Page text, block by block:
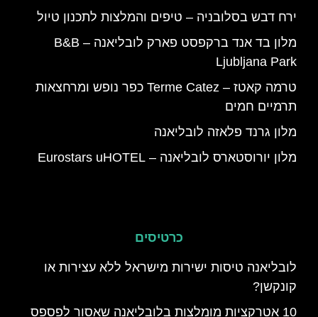
ירח דבש בסלובניה – טיפים והמלצות לתכנון טיול
מלון בד אנד ברקפסט פארק לובליאנה – B&B
Ljubljana Park
טרמה קאטז – Terme Catez כפר נופש ומרחצאות
תרמיים חמים
מלון גרנד פלאזה לובליאנה
מלון יורוסטארס לובליאנה – Eurostars uHOTEL
כרטיסים
לובליאנה טיסות ישירות מישראל ללא עצירות או
קונקשן?
10 אטרקציות מומלצות בלובליאנה שאסור לפספס